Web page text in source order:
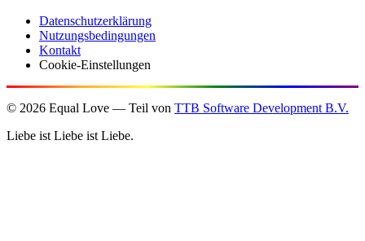
Datenschutzerklärung
Nutzungsbedingungen
Kontakt
Cookie-Einstellungen
© 2026 Equal Love — Teil von TTB Software Development B.V.
Liebe ist Liebe ist Liebe.